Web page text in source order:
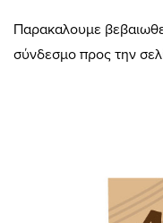
Παρακαλουμε
σύνδεσμο προς την